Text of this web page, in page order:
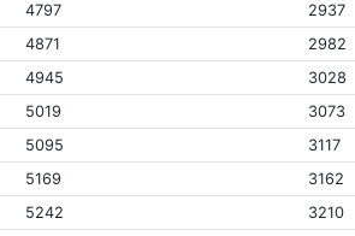
4797
2937
4871
2982
4945
3028
5019
3073
5095
3117
5169
3162
5242
3210